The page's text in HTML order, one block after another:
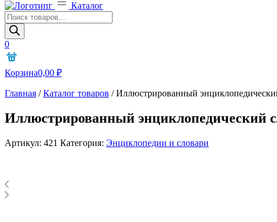
Каталог
Поиск
товаров
0
Корзина0,00 ₽
Главная /Каталог товаров /Иллюстрированный
Иллюстрированный энциклопедический
Артикул: 421 Категория: Энциклопедии и словари